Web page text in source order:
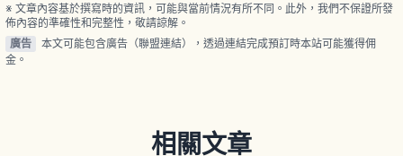
※ 文章內容基於撰寫時的資訊，可能與當前情況有所不同。此外，我們不保證所發
佈內容的準確性和完整性，敬請諒解。
廣告
本文可能包含廣告（聯盟連結），透過連結完成預訂時本站可能獲得佣
金。
相關文章